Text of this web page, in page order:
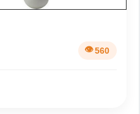
560